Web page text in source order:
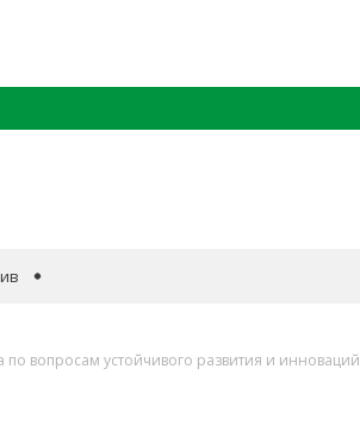
вопросам устойчивого развития и инноваций